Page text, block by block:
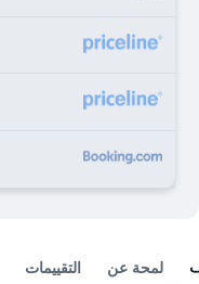
لمحة عن التقييمات